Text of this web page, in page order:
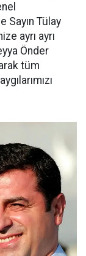
Sayın Tülay
ayrı ayrı
Önder
tüm